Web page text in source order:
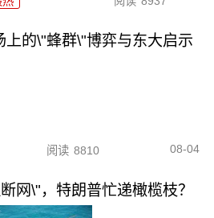
上的\"蜂群\"博弈与东大启示
阅读 8810 08-04
网\"，特朗普忙递橄榄枝？